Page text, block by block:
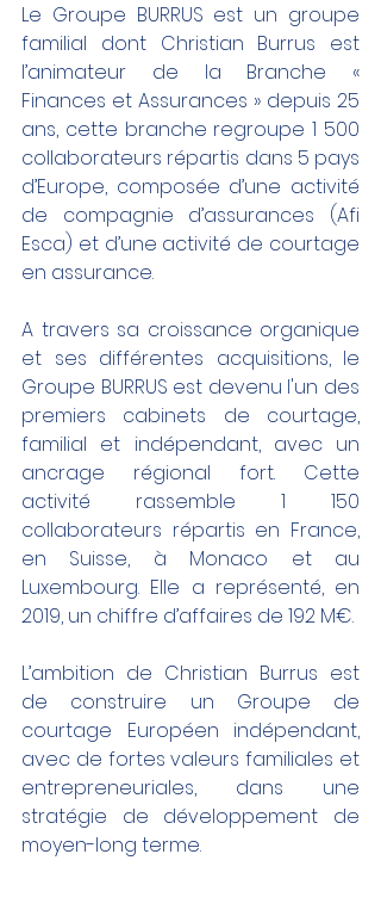
Le Groupe BURRUS est un groupe
familial dont Christian Burrus est
l’animateur de la Branche «
Finances et Assurances » depuis 25
ans, cette branche regroupe 1 500
collaborateurs répartis dans 5 pays
d’Europe, composée d’une activité
de compagnie d’assurances (Afi
Esca) et d’une activité de courtage
en assurance.
A travers sa croissance organique
et ses différentes acquisitions, le
Groupe BURRUS est devenu l'un des
premiers cabinets de courtage,
familial et indépendant, avec un
ancrage régional fort. Cette
activité rassemble 1 150
collaborateurs répartis en France,
en Suisse, à Monaco et au
Luxembourg. Elle a représenté, en
2019, un chiffre d’affaires de 192 M€.
L’ambition de Christian Burrus est
de construire un Groupe de
courtage Européen indépendant,
avec de fortes valeurs familiales et
entrepreneuriales, dans une
stratégie de développement de
moyen-long terme.